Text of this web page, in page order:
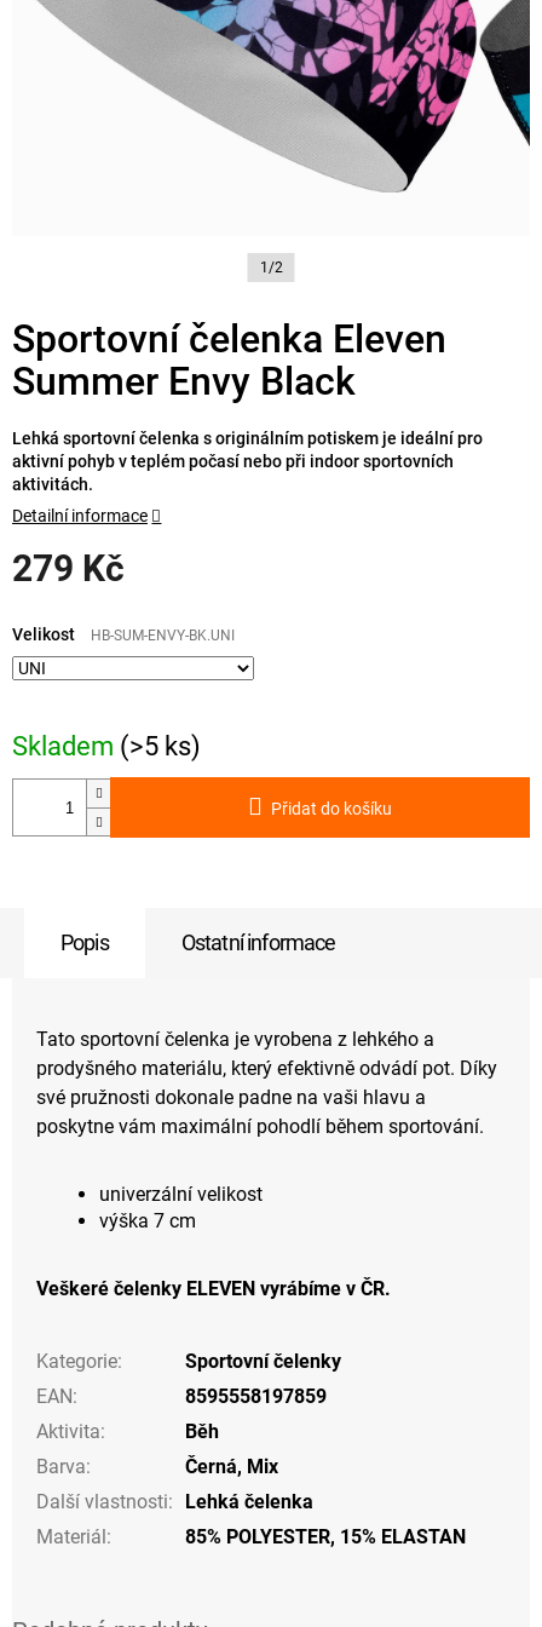
1/2
Sportovní čelenka Eleven
Summer Envy Black
279 Kč
cena:
Skladem (>5 ks)
Velikost HB-SUM-ENVY-BK.UNI
Přidat do košíku
Lehká sportovní čelenka s originálním potiskem je ideální pro
aktivní pohyb v teplém počasí nebo při indoor sportovních
aktivitách.
Detailní informace
Popis Ostatní informace
Tato sportovní čelenka je vyrobena z lehkého a
prodyšného materiálu, který efektivně odvádí pot. Díky
své pružnosti dokonale padne na vaši hlavu a
poskytne vám maximální pohodlí během sportování.
univerzální velikost
výška 7 cm
Veškeré čelenky ELEVEN vyrábíme v ČR.
Kategorie:
Sportovní čelenky
EAN:
8595558197859
Aktivita:
Běh
Barva: Černá, Mix
Další vlastnosti:
Lehká čelenka
Materiál: 85% POLYESTER, 15% ELASTAN